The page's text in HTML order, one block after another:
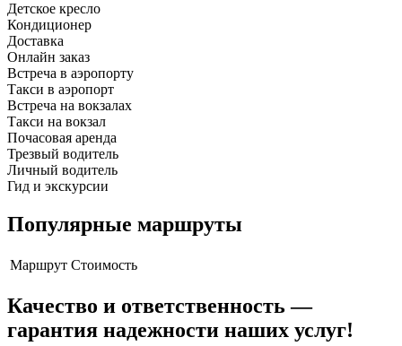
Детское кресло
Кондиционер
Доставка
Онлайн заказ
Встреча в аэропорту
Такси в аэропорт
Встреча на вокзалах
Такси на вокзал
Почасовая аренда
Трезвый водитель
Личный водитель
Гид и экскурсии
Популярные маршруты
Маршрут Стоимость
Качество и ответственность —
гарантия надежности наших услуг!